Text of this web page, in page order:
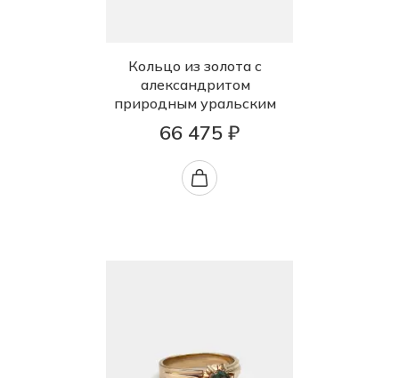
Кольцо из золота с
александритом
природным уральским
66 475 ₽